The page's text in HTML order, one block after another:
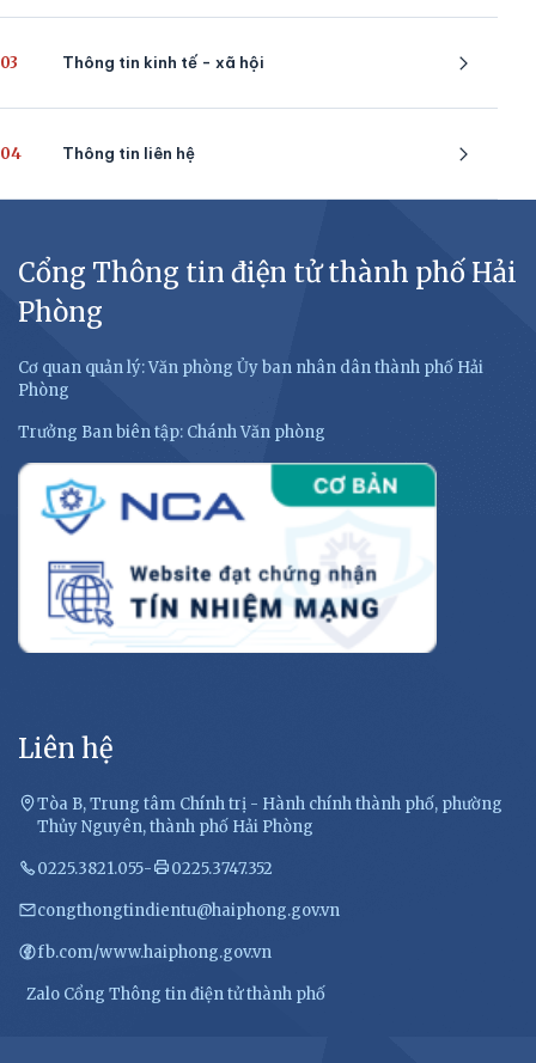
03 Thông tin kinh tế - xã hội
04 Thông tin liên hệ
Cổng Thông tin điện tử thành phố Hải
Phòng
Cơ quan quản lý: Văn phòng Ủy ban nhân dân thành phố Hải
Phòng
Trưởng Ban biên tập: Chánh Văn phòng
Liên hệ
Tòa B, Trung tâm Chính trị - Hành chính thành phố, phường
Thủy Nguyên, thành phố Hải Phòng
0225.3821.055- 0225.3747.352
congthongtindientu@haiphong.gov.vn
fb.com/www.haiphong.gov.vn
Zalo Cổng Thông tin điện tử thành phố